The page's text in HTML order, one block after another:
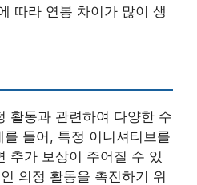
따라 연봉 차이가 많이 생
활동과 관련하여 다양한 수
들어, 특정 이니셔티브를
추가 보상이 주어질 수 있
의정 활동을 촉진하기 위